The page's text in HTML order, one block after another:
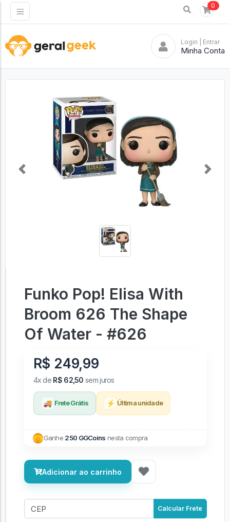
0
Login | Entrar
Minha Conta
Previous Next
Funko Pop! Elisa With
Broom 626 The Shape
Of Water - #626
R$ 249,99
4x de R$ 62,50 sem juros
🚚 Frete Grátis ⚡ Última unidade
Ganhe 250 GGCoins nesta compra
Adicionar ao carrinho
Calcular Frete